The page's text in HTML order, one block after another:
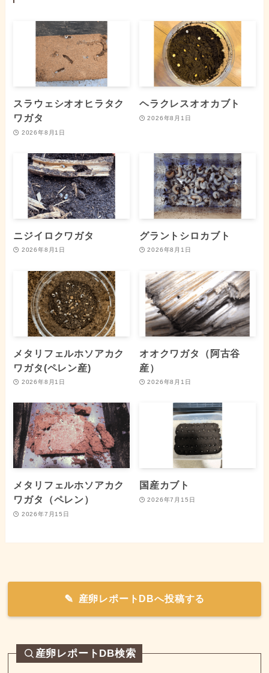
スラウェシオオヒラタク
ワガタ
2026年8月1日
ヘラクレスオオカブト
2026年8月1日
ニジイロクワガタ
2026年8月1日
グラントシロカブト
2026年8月1日
メタリフェルホソアカク
ワガタ(ペレン産)
2026年8月1日
オオクワガタ（阿古谷
産）
2026年8月1日
メタリフェルホソアカク
ワガタ（ペレン）
2026年7月15日
国産カブト
2026年7月15日
産卵レポートDBへ投稿する
産卵レポートDB検索